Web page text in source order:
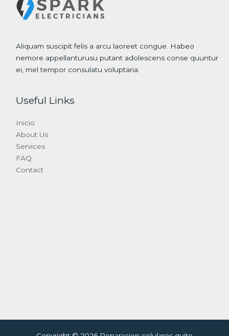
Aliquam suscipit felis a arcu laoreet congue. Habeo
nemore appellanturusu putant adolescens conse quuntur
ei, mel tempor consulatu voluptaria.
Useful Links
Inicio
About Us
Services
FAQ
Contact